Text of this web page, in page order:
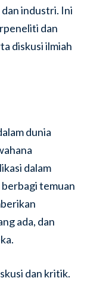
industri. Ini
dan
diskusi ilmiah
dunia
dalam
temuan
ada, dan
dan kritik.